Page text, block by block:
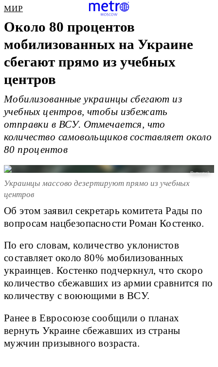
МИР
Около 80 процентов
мобилизованных на Украине
сбегают прямо из учебных
центров
Мобилизованные украинцы сбегают из
учебных центров, чтобы избежать
отправки в ВСУ. Отмечается, что
количество самовольщиков составляет около
80 процентов
Shutterstock
Украинцы массово дезертируют прямо из учебных
центров
Об этом заявил секретарь комитета Рады по
вопросам нацбезопасности Роман Костенко.
По его словам, количество уклонистов
составляет около 80% мобилизованных
украинцев. Костенко подчеркнул, что скоро
количество сбежавших из армии сравнится по
количеству с воюющими в ВСУ.
Ранее в Евросоюзе сообщили о планах
вернуть Украине сбежавших из страны
мужчин призывного возраста.